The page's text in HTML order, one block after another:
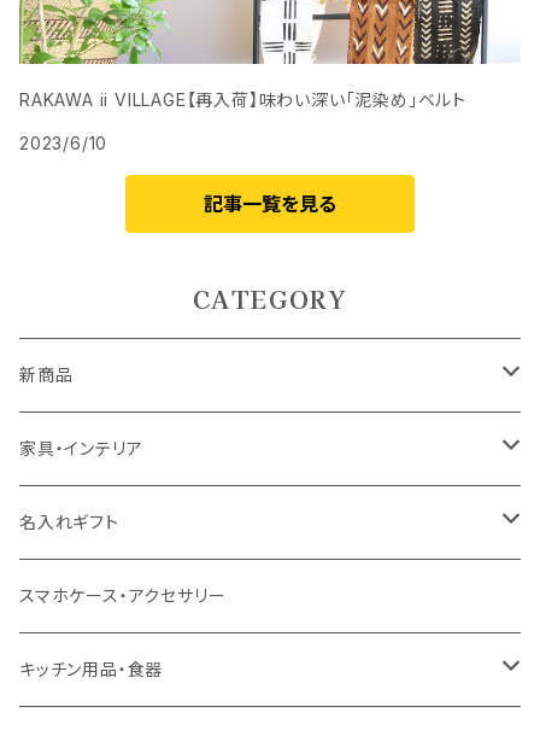
RAKAWA ii VILLAGE【再入荷】味わい深い「泥染め」ベルト
2023/6/10
記事一覧を見る
CATEGORY
新商品
5月9日UP
5月7日UP
4月10日UP
4月7日UP
家具・インテリア
カーテン
ドレープカーテン
レースカーテン
ラグ・マット
ラグ
テーブル
名入れギフト
食器
ドリンクウェア
インテリア用品
スマホケース・アクセサリー
キッチン用品・食器